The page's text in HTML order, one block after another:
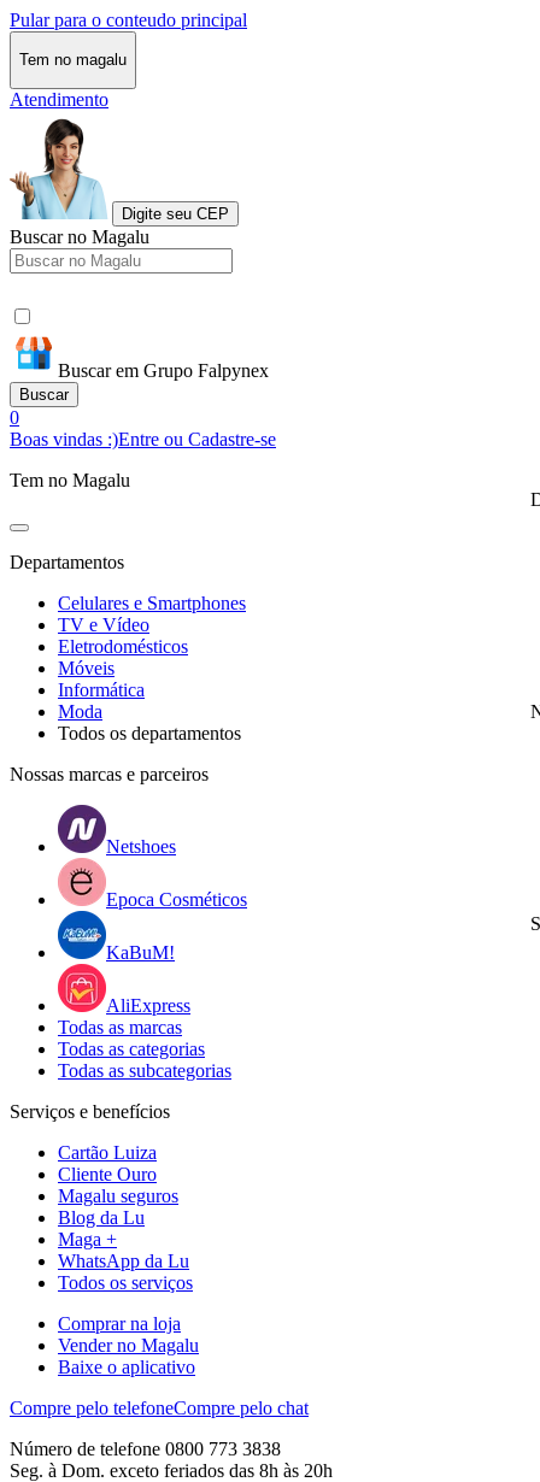
Pular para o conteudo principal
Tem no magalu
Atendimento
Digite seu CEP
Buscar no Magalu
Buscar em Grupo Falpynex
Buscar
0
Boas vindas :)Entre ou Cadastre-se
Tem no Magalu
Departamentos
Celulares e Smartphones
TV e Vídeo
Eletrodomésticos
Móveis
Informática
Moda
Todos os departamentos
Nossas marcas e parceiros
Netshoes
Epoca Cosméticos
KaBuM!
AliExpress
Todas as marcas
Todas as categorias
Todas as subcategorias
Serviços e benefícios
Cartão Luiza
Cliente Ouro
Magalu seguros
Blog da Lu
Maga +
WhatsApp da Lu
Todos os serviços
Comprar na loja
Vender no Magalu
Baixe o aplicativo
Compre pelo telefoneCompre pelo chat
Número de telefone 0800 773 3838
Seg. à Dom. exceto feriados das 8h às 20h